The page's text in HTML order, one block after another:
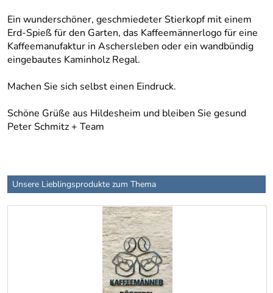
Ein wunderschöner, geschmiedeter Stierkopf mit einem
Erd-Spieß für den Garten, das Kaffeemännerlogo für eine
Kaffeemanufaktur in Aschersleben oder ein wandbündig
eingebautes Kaminholz Regal.
Machen Sie sich selbst einen Eindruck.
Schöne Grüße aus Hildesheim und bleiben Sie gesund
Peter Schmitz + Team
Unsere Lieblingsprodukte zum Thema